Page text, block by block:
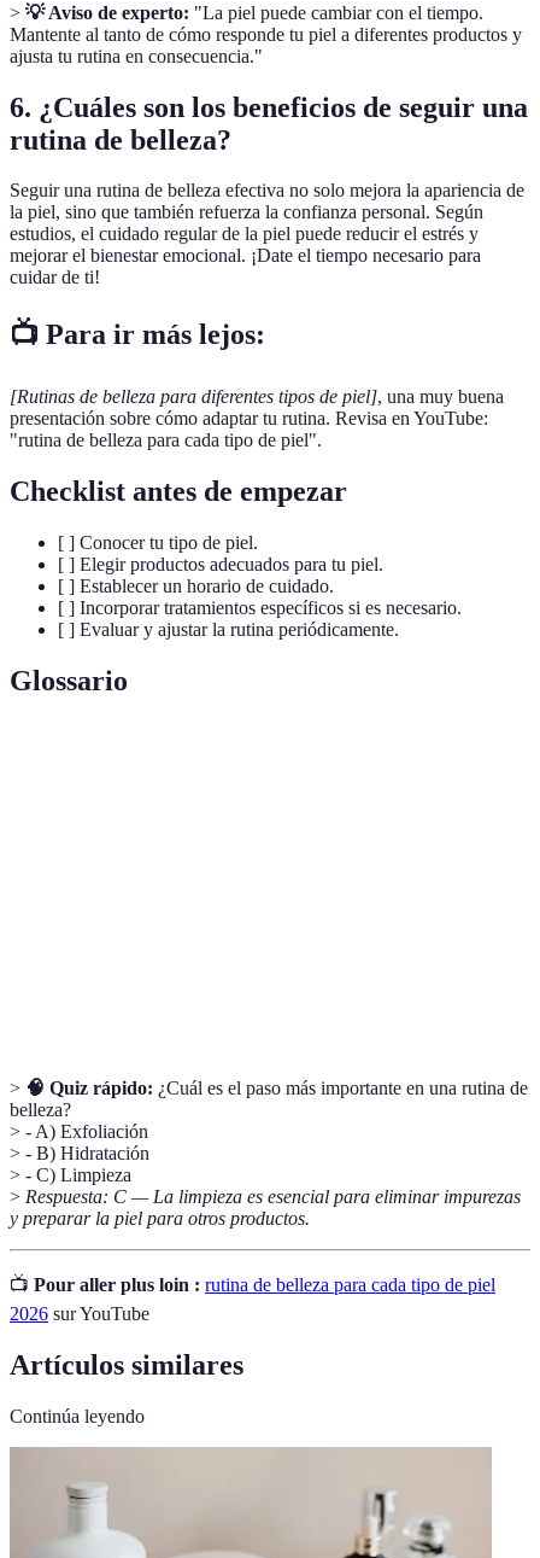
> 💡 Aviso de experto: "La piel puede cambiar con el tiempo.
Mantente al tanto de cómo responde tu piel a diferentes productos y
ajusta tu rutina en consecuencia."
6. ¿Cuáles son los beneficios de seguir una
rutina de belleza?
Seguir una rutina de belleza efectiva no solo mejora la apariencia de
la piel, sino que también refuerza la confianza personal. Según
estudios, el cuidado regular de la piel puede reducir el estrés y
mejorar el bienestar emocional. ¡Date el tiempo necesario para
cuidar de ti!
📺 Para ir más lejos:
[Rutinas de belleza para diferentes tipos de piel], una muy buena
presentación sobre cómo adaptar tu rutina. Revisa en YouTube:
"rutina de belleza para cada tipo de piel".
Checklist antes de empezar
[ ] Conocer tu tipo de piel.
[ ] Elegir productos adecuados para tu piel.
[ ] Establecer un horario de cuidado.
[ ] Incorporar tratamientos específicos si es necesario.
[ ] Evaluar y ajustar la rutina periódicamente.
Glossario
> 🧠 Quiz rápido: ¿Cuál es el paso más importante en una rutina de
belleza?
> - A) Exfoliación
> - B) Hidratación
> - C) Limpieza
> Respuesta: C — La limpieza es esencial para eliminar impurezas
y preparar la piel para otros productos.
📺 Pour aller plus loin : rutina de belleza para cada tipo de piel
2026 sur YouTube
Artículos similares
Continúa leyendo